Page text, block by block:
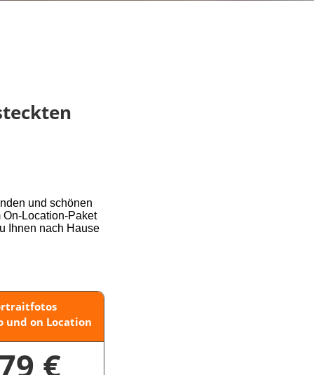
und schönen
Location-Paket
Ihnen nach Hause
und on Location
€